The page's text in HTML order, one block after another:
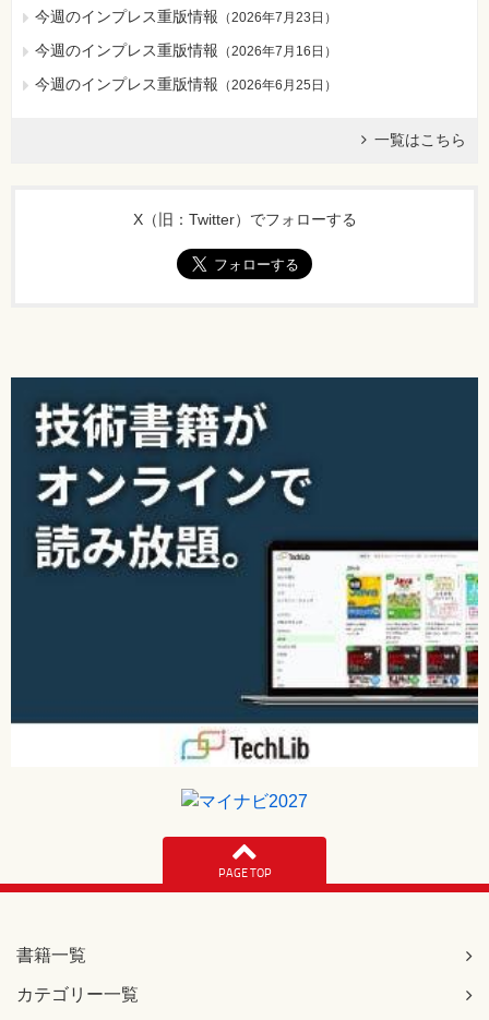
今週のインプレス重版情報 （2026年7月23日 ）
今週のインプレス重版情報 （2026年7月16日 ）
今週のインプレス重版情報 （2026年6月25日 ）
一覧はこちら
X（旧：Twitter）でフォローする
PAGE TOP
書籍一覧
カテゴリー一覧